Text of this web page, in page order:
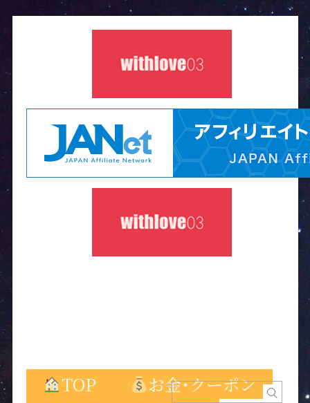
TOP
お金･クーポン